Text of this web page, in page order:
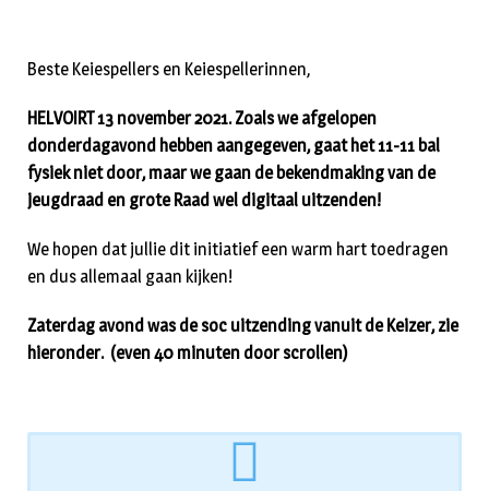
Beste Keiespellers en Keiespellerinnen,
HELVOIRT 13 november 2021. Zoals we afgelopen
donderdagavond hebben aangegeven, gaat het 11-11 bal
fysiek niet door, maar we gaan de bekendmaking van de
jeugdraad en grote Raad wel digitaal uitzenden!
We hopen dat jullie dit initiatief een warm hart toedragen
en dus allemaal gaan kijken!
Zaterdag avond was de soc uitzending vanuit de Keizer, zie
hieronder. (even 40 minuten door scrollen)